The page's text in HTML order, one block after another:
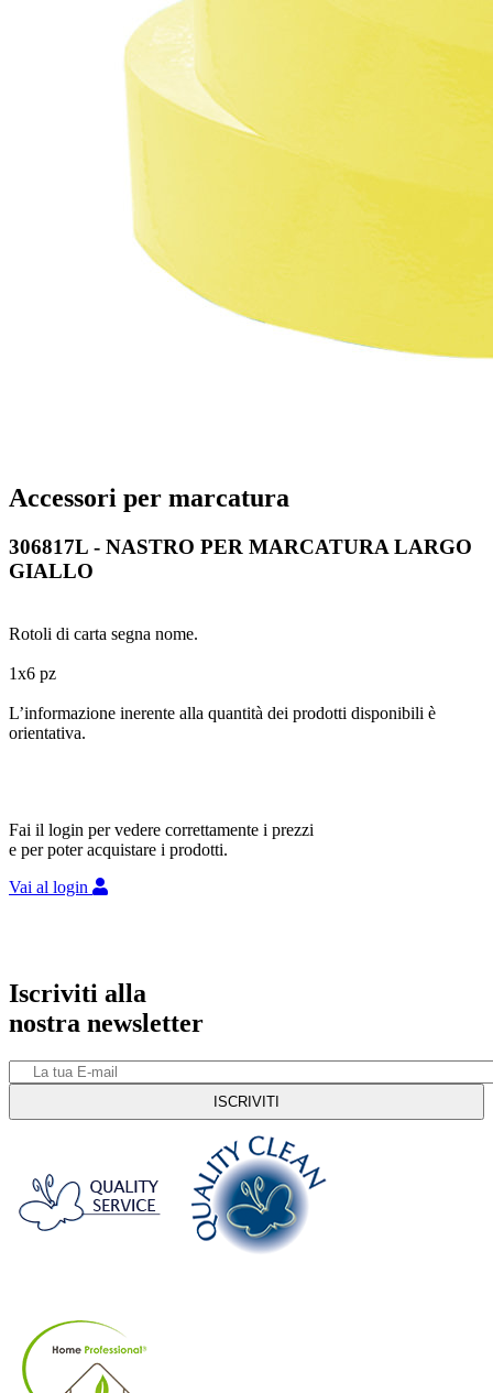
Accessori per marcatura
306817L - NASTRO PER MARCATURA LARGO
GIALLO
Rotoli di carta segna nome.
1x6 pz
L’informazione inerente alla quantità dei prodotti disponibili è
orientativa.
Fai il login per vedere correttamente i prezzi
e per poter acquistare i prodotti.
Vai al login
Iscriviti alla
nostra newsletter